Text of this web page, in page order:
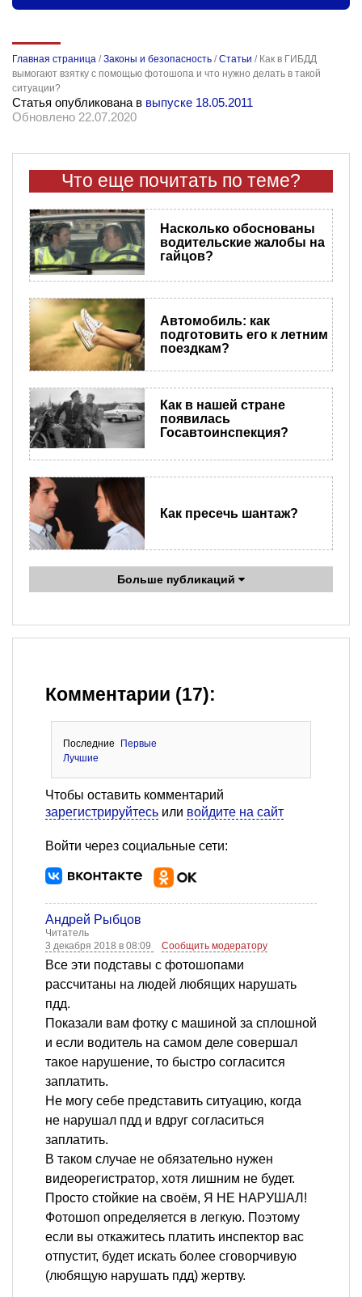
Главная страница /Законы и безопасность /Статьи / Как в ГИБДД
вымогают взятку с помощью фотошопа и что нужно делать в такой
ситуации?
Статья опубликована в выпуске 18.05.2011
Обновлено 22.07.2020
Что еще почитать по теме?
Насколько обоснованы
водительские жалобы на
гайцов?
Автомобиль: как
подготовить его к летним
поездкам?
Как в нашей стране
появилась
Госавтоинспекция?
Как пресечь шантаж?
Больше публикаций
Комментарии (17):
Последние
Первые
Лучшие
Чтобы оставить комментарий
зарегистрируйтесь или войдите на сайт
Войти через социальные сети:
Андрей Рыбцов
Читатель
3 декабря 2018 в 08:09
Сообщить модератору
Все эти подставы с фотошопами
рассчитаны на людей любящих нарушать
пдд.
Показали вам фотку с машиной за сплошной
и если водитель на самом деле совершал
такое нарушение, то быстро согласится
заплатить.
Не могу себе представить ситуацию, когда
не нарушал пдд и вдруг согласиться
заплатить.
В таком случае не обязательно нужен
видеорегистратор, хотя лишним не будет.
Просто стойкие на своём, Я НЕ НАРУШАЛ!
Фотошоп определяется в легкую. Поэтому
если вы откажитесь платить инспектор вас
отпустит, будет искать более сговорчивую
(любящую нарушать пдд) жертву.